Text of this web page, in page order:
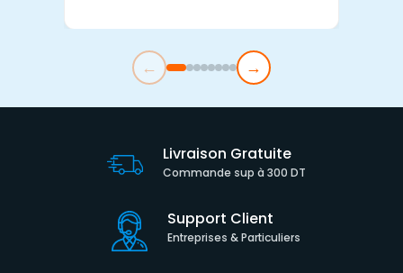
← →
Livraison Gratuite
Commande sup à 300 DT
Support Client
Entreprises & Particuliers